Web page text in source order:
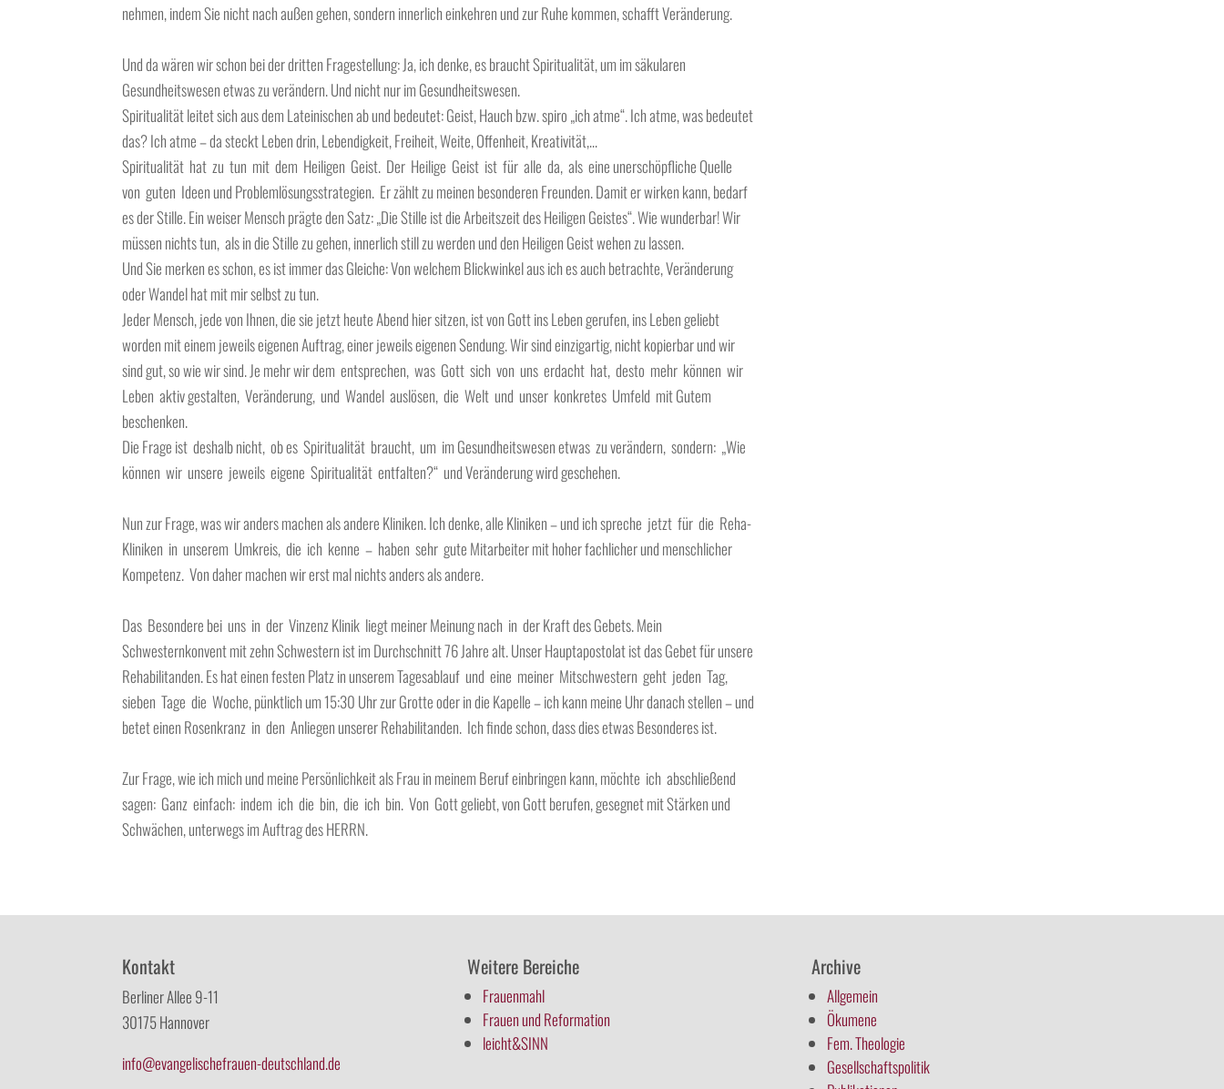
nehmen, indem Sie nicht nach außen gehen, sondern innerlich einkehren und zur Ruhe kommen, schafft Veränderung.
Und da wären wir schon bei der dritten Fragestellung: Ja, ich denke, es braucht Spiritualität, um im säkularen
Gesundheitswesen etwas zu verändern. Und nicht nur im Gesundheitswesen.
Spiritualität leitet sich aus dem Lateinischen ab und bedeutet: Geist, Hauch bzw. spiro „ich atme“. Ich atme, was bedeutet
das? Ich atme – da steckt Leben drin, Lebendigkeit, Freiheit, Weite, Offenheit, Kreativität,…
Spiritualität hat zu tun mit dem Heiligen Geist. Der Heilige Geist ist für alle da, als eine unerschöpfliche Quelle
von guten Ideen und Problemlösungsstrategien. Er zählt zu meinen besonderen Freunden. Damit er wirken kann, bedarf
es der Stille. Ein weiser Mensch prägte den Satz: „Die Stille ist die Arbeitszeit des Heiligen Geistes“. Wie wunderbar! Wir
müssen nichts tun, als in die Stille zu gehen, innerlich still zu werden und den Heiligen Geist wehen zu lassen.
Und Sie merken es schon, es ist immer das Gleiche: Von welchem Blickwinkel aus ich es auch betrachte, Veränderung
oder Wandel hat mit mir selbst zu tun.
Jeder Mensch, jede von Ihnen, die sie jetzt heute Abend hier sitzen, ist von Gott ins Leben gerufen, ins Leben geliebt
worden mit einem jeweils eigenen Auftrag, einer jeweils eigenen Sendung. Wir sind einzigartig, nicht kopierbar und wir
sind gut, so wie wir sind. Je mehr wir dem entsprechen, was Gott sich von uns erdacht hat, desto mehr können wir
Leben aktiv gestalten, Veränderung, und Wandel auslösen, die Welt und unser konkretes Umfeld mit Gutem
beschenken.
Die Frage ist deshalb nicht, ob es Spiritualität braucht, um im Gesundheitswesen etwas zu verändern, sondern: „Wie
können wir unsere jeweils eigene Spiritualität entfalten?“ und Veränderung wird geschehen.
Nun zur Frage, was wir anders machen als andere Kliniken. Ich denke, alle Kliniken – und ich spreche jetzt für die Reha-
Kliniken in unserem Umkreis, die ich kenne – haben sehr gute Mitarbeiter mit hoher fachlicher und menschlicher
Kompetenz. Von daher machen wir erst mal nichts anders als andere.
Das Besondere bei uns in der Vinzenz Klinik liegt meiner Meinung nach in der Kraft des Gebets. Mein
Schwesternkonvent mit zehn Schwestern ist im Durchschnitt 76 Jahre alt. Unser Hauptapostolat ist das Gebet für unsere
Rehabilitanden. Es hat einen festen Platz in unserem Tagesablauf und eine meiner Mitschwestern geht jeden Tag,
sieben Tage die Woche, pünktlich um 15:30 Uhr zur Grotte oder in die Kapelle – ich kann meine Uhr danach stellen – und
betet einen Rosenkranz in den Anliegen unserer Rehabilitanden. Ich finde schon, dass dies etwas Besonderes ist.
Zur Frage, wie ich mich und meine Persönlichkeit als Frau in meinem Beruf einbringen kann, möchte ich abschließend
sagen: Ganz einfach: indem ich die bin, die ich bin. Von Gott geliebt, von Gott berufen, gesegnet mit Stärken und
Schwächen, unterwegs im Auftrag des HERRN.
Kontakt
Berliner Allee 9-11
30175 Hannover
info@evangelischefrauen-deutschland.de
Weitere Bereiche
Frauenmahl
Frauen und Reformation
leicht&SINN
Archive
Allgemein
Ökumene
Fem. Theologie
Gesellschaftspolitik